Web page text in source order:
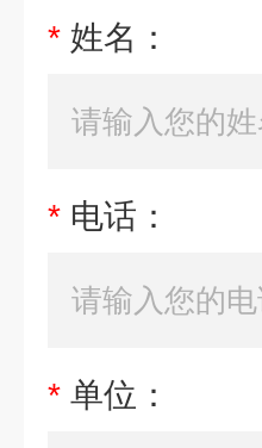
* 姓名：
* 电话：
* 单位：